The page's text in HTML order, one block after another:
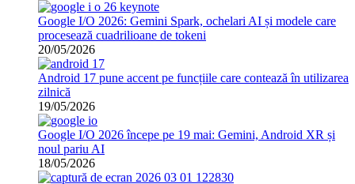
Google I/O 2026: Gemini Spark, ochelari AI și modele care
procesează cuadrilioane de tokeni
20/05/2026
Android 17 pune accent pe funcțiile care contează în utilizarea
zilnică
19/05/2026
Google I/O 2026 începe pe 19 mai: Gemini, Android XR și
noul pariu AI
18/05/2026